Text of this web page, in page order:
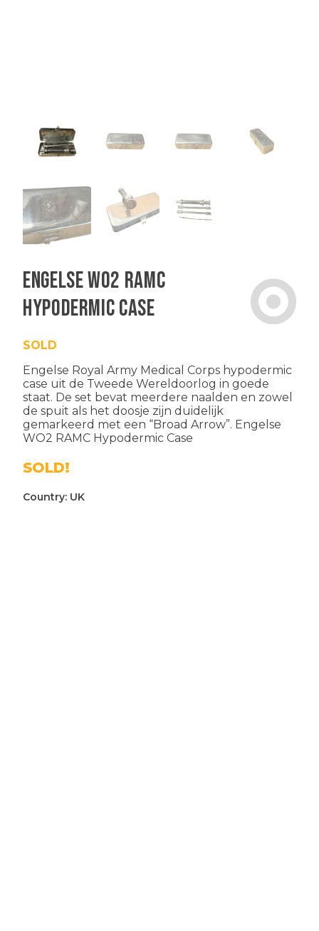
Engelse WO2 RAMC
Hypodermic Case
SOLD
Engelse Royal Army Medical Corps hypodermic
case uit de Tweede Wereldoorlog in goede
staat. De set bevat meerdere naalden en zowel
de spuit als het doosje zijn duidelijk
gemarkeerd met een “Broad Arrow”. Engelse
WO2 RAMC Hypodermic Case
SOLD!
Country: UK